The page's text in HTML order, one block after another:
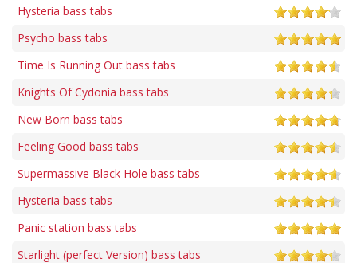
Hysteria bass tabs
Psycho bass tabs
Time Is Running Out bass tabs
Knights Of Cydonia bass tabs
New Born bass tabs
Feeling Good bass tabs
Supermassive Black Hole bass tabs
Hysteria bass tabs
Panic station bass tabs
Starlight (perfect Version) bass tabs